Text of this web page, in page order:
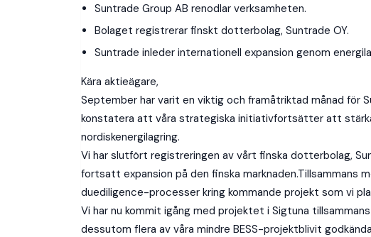
Governance
Suntrade Group AB renodlar verksamheten.
Bolaget registrerar finskt dotterbolag, Suntrade OY.
Suntrade inleder internationell expansion genom
Kära aktieägare,
September har varit en viktig och framåtriktad månad för
konstatera att våra strategiska initiativfortsätter att
nordiskenergilagring.
Vi har slutfört registreringen av vårt finska dotterbolag,
fortsatt expansion på den finska marknaden.Tillsammans
duediligence-processer kring kommande projekt som vi
Vi har nu kommit igång med projektet i Sigtuna
dessutom flera av våra mindre BESS-projektblivit